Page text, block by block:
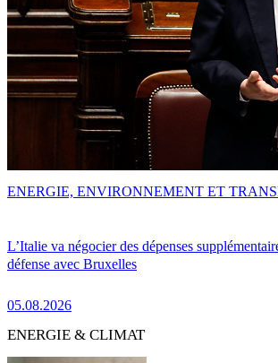
L’Italie va négocier des dépenses
défense avec Bruxelles
05.08.2026
ENERGIE, ENVIRONNEMENT ET
ENERGIE & CLIMAT